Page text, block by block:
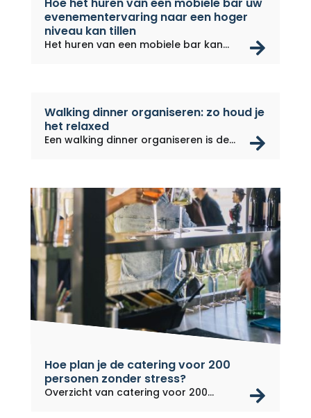
Hoe het huren van een mobiele bar uw
evenementervaring naar een hoger
niveau kan tillen
Het huren van een mobiele bar kan
Walking dinner organiseren: zo houd je
het relaxed
Een walking dinner organiseren is de...
Hoe plan je de catering voor 200
personen zonder stress?
Overzicht van catering voor 200...